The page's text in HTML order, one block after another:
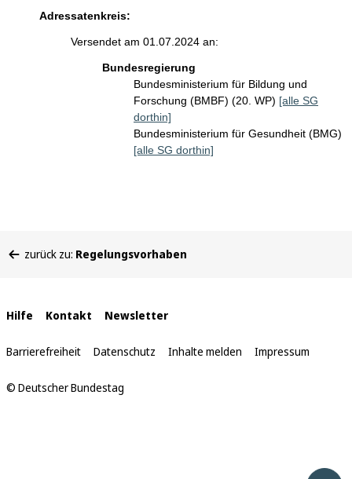
Adressatenkreis:
Versendet am 01.07.2024 an:
Bundesregierung
Bundesministerium für Bildung und
Forschung (BMBF) (20. WP) [alle SG
dorthin]
Bundesministerium für Gesundheit (BMG)
[alle SG dorthin]
befinden
zurück zu: Regelungsvorhaben
Interne
Links
Hilfe Kontakt Newsletter
Barrierefreiheit Datenschutz Inhalte melden Impressum
© Deutscher Bundestag